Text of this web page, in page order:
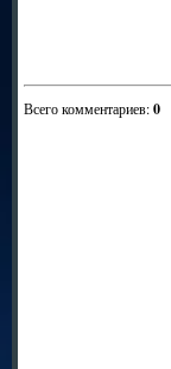
Всего комментариев:0